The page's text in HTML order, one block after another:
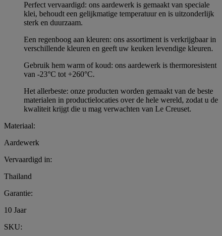
Perfect vervaardigd: ons aardewerk is gemaakt van speciale
klei, behoudt een gelijkmatige temperatuur en is uitzonderlijk
sterk en duurzaam.
Een regenboog aan kleuren: ons assortiment is verkrijgbaar in
verschillende kleuren en geeft uw keuken levendige kleuren.
Gebruik hem warm of koud: ons aardewerk is thermoresistent
van -23°C tot +260°C.
Het allerbeste: onze producten worden gemaakt van de beste
materialen in productielocaties over de hele wereld, zodat u de
kwaliteit krijgt die u mag verwachten van Le Creuset.
Materiaal:
Aardewerk
Vervaardigd in:
Thailand
Garantie:
10 Jaar
SKU: